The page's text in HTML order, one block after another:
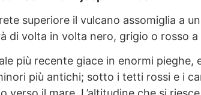
superiore il vulcano assomiglia a
di volta in volta nero, grigio o rosso a
più recente giace in enormi
più antichi; sotto i tetti rossi e i